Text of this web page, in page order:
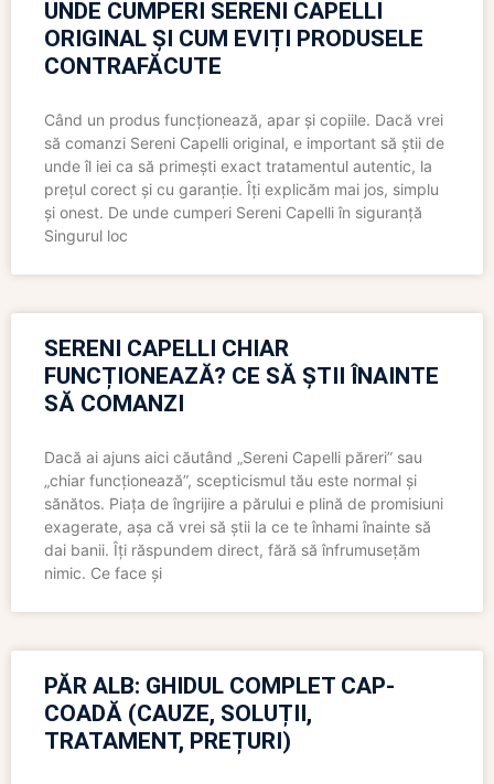
UNDE CUMPERI SERENI CAPELLI
ORIGINAL ȘI CUM EVIȚI PRODUSELE
CONTRAFĂCUTE
Când un produs funcționează, apar și copiile. Dacă vrei
să comanzi Sereni Capelli original, e important să știi de
unde îl iei ca să primești exact tratamentul autentic, la
prețul corect și cu garanție. Îți explicăm mai jos, simplu
și onest. De unde cumperi Sereni Capelli în siguranță
Singurul loc
SERENI CAPELLI CHIAR
FUNCȚIONEAZĂ? CE SĂ ȘTII ÎNAINTE
SĂ COMANZI
Dacă ai ajuns aici căutând „Sereni Capelli păreri” sau
„chiar funcționează”, scepticismul tău este normal și
sănătos. Piața de îngrijire a părului e plină de promisiuni
exagerate, așa că vrei să știi la ce te înhami înainte să
dai banii. Îți răspundem direct, fără să înfrumusețăm
nimic. Ce face și
PĂR ALB: GHIDUL COMPLET CAP-
COADĂ (CAUZE, SOLUȚII,
TRATAMENT, PREȚURI)